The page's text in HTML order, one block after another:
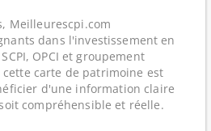
Meilleurescpi.com
dans l'investissement en
OPCI et groupement
carte de patrimoine est
d'une information claire
compréhensible et réelle.